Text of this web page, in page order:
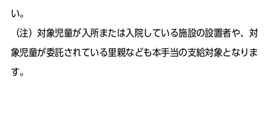
い。
（注）対象児童が入所または入院している施設の設置者や、対
象児童が委託されている里親なども本手当の支給対象となりま
す。